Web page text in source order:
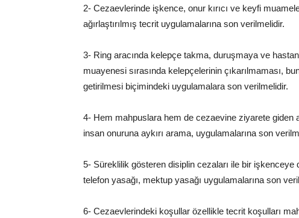
2- Cezaevlerinde işkence, onur kırıcı ve keyfi
ağırlaştırılmış tecrit uygulamalarına son verilmelidir.
3- Ring aracında kelepçe takma, duruşmaya ve
muayenesi sırasında kelepçelerinin çıkarılmaması,
getirilmesi biçimindeki uygulamalara son verilmelidir.
4- Hem mahpuslara hem de cezaevine ziyarete giden
insan onuruna aykırı arama, uygulamalarına son
5- Süreklilik gösteren disiplin cezaları ile bir
telefon yasağı, mektup yasağı uygulamalarına son
6- Cezaevlerindeki koşullar özellikle tecrit koşulları